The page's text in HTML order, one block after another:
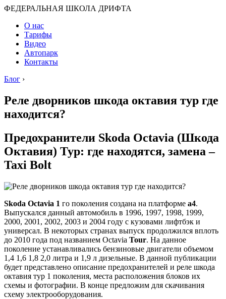
ФЕДЕРАЛЬНАЯ ШКОЛА ДРИФТА
О нас
Тарифы
Видео
Автопарк
Контакты
Блог ›
Реле дворников шкода октавия тур где
находится?
Предохранители Skoda Octavia (Шкода
Октавия) Тур: где находятся, замена –
Taxi Bolt
Skoda Octavia 1 го поколения создана на платформе а4.
Выпускался данный автомобиль в 1996, 1997, 1998, 1999,
2000, 2001, 2002, 2003 и 2004 году с кузовами лифтбэк и
универсал. В некоторых странах выпуск продолжился вплоть
до 2010 года под названием Octavia Tour. На данное
поколение устанавливались бензиновые двигатели объемом
1,4 1,6 1,8 2,0 литра и 1,9 л дизельные. В данной публикации
будет представлено описание предохранителей и реле шкода
октавия тур 1 поколения, места расположения блоков их
схемы и фотографии. В конце предложим для скачивания
схему электрооборудования.